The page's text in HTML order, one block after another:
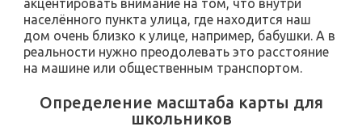
населённого пункта улица, где находится наш
дом очень близко к улице, например, бабушки. А в
реальности нужно преодолевать это расстояние
на машине или общественным транспортом.
Определение масштаба карты для
школьников